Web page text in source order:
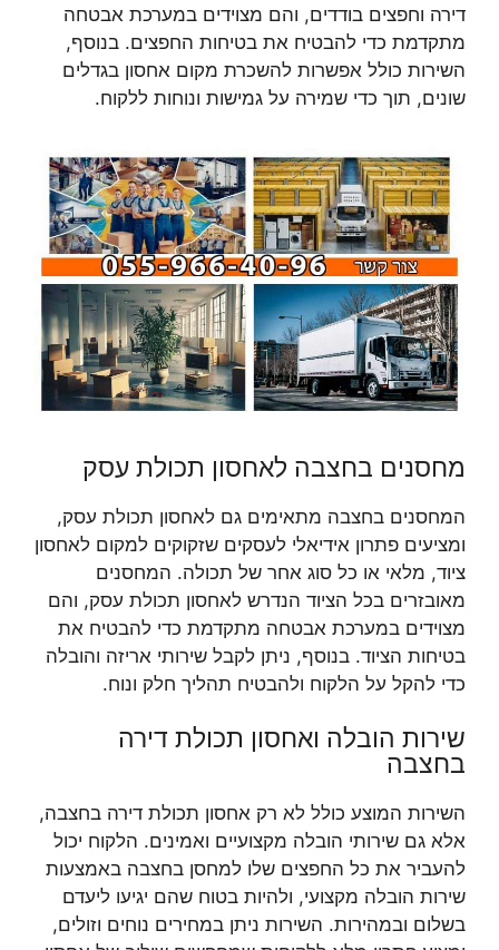
דירה וחפצים בודדים, והם מצוידים במערכת אבטחה
מתקדמת כדי להבטיח את בטיחות החפצים. בנוסף,
השירות כולל אפשרות להשכרת מקום אחסון בגדלים
שונים, תוך כדי שמירה על גמישות ונוחות ללקוח.
מחסנים בחצבה לאחסון תכולת עסק
המחסנים בחצבה מתאימים גם לאחסון תכולת עסק,
ומציעים פתרון אידיאלי לעסקים שזקוקים למקום לאחסון
ציוד, מלאי או כל סוג אחר של תכולה. המחסנים
מאובזרים בכל הציוד הנדרש לאחסון תכולת עסק, והם
מצוידים במערכת אבטחה מתקדמת כדי להבטיח את
בטיחות הציוד. בנוסף, ניתן לקבל שירותי אריזה והובלה
כדי להקל על הלקוח ולהבטיח תהליך חלק ונוח.
שירות הובלה ואחסון תכולת דירה
בחצבה
השירות המוצע כולל לא רק אחסון תכולת דירה בחצבה,
אלא גם שירותי הובלה מקצועיים ואמינים. הלקוח יכול
להעביר את כל החפצים שלו למחסן בחצבה באמצעות
שירות הובלה מקצועי, ולהיות בטוח שהם יגיעו ליעדם
בשלום ובמהירות. השירות ניתן במחירים נוחים וזולים,